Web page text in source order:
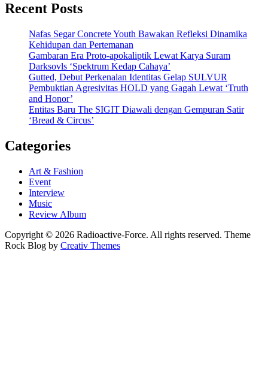
Recent Posts
Nafas Segar Concrete Youth Bawakan Refleksi Dinamika
Kehidupan dan Pertemanan
Gambaran Era Proto-apokaliptik Lewat Karya Suram
Darksovls ‘Spektrum Kedap Cahaya’
Gutted, Debut Perkenalan Identitas Gelap SULVUR
Pembuktian Agresivitas HOLD yang Gagah Lewat ‘Truth
and Honor’
Entitas Baru The SIGIT Diawali dengan Gempuran Satir
‘Bread & Circus’
Categories
Art & Fashion
Event
Interview
Music
Review Album
Copyright © 2026 Radioactive-Force. All rights reserved. Theme
Rock Blog by Creativ Themes